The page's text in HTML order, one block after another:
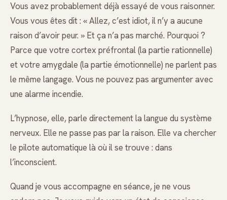
Vous avez probablement déjà essayé de vous raisonner.
Vous vous êtes dit : « Allez, c’est idiot, il n’y a aucune
raison d’avoir peur. » Et ça n’a pas marché. Pourquoi ?
Parce que votre cortex préfrontal (la partie rationnelle)
et votre amygdale (la partie émotionnelle) ne parlent pas
le même langage. Vous ne pouvez pas argumenter avec
une alarme incendie.
L’hypnose, elle, parle directement la langue du système
nerveux. Elle ne passe pas par la raison. Elle va chercher
le pilote automatique là où il se trouve : dans
l’inconscient.
Quand je vous accompagne en séance, je ne vous